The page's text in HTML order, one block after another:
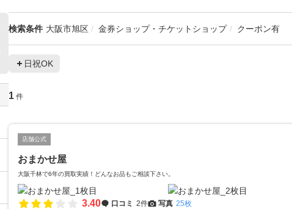
検索条件 大阪市旭区 金券ショップ・チケットショップ クーポン有
日祝OK
1 件
店舗公式
おまかせ屋
大阪千林で6年の買取実績！どんなお品もご相談下さい。
3.40 口コミ 2件 写真 25枚